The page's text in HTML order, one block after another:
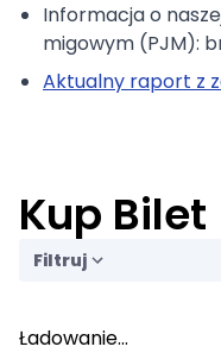
Informacja o
migowym (PJM):
Aktualny raport z
Kup Bilet
Filtruj
Ładowanie...